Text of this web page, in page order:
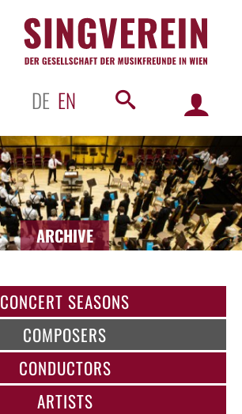
DE EN
ARCHIVE
CONCERT SEASONS
COMPOSERS
CONDUCTORS
ARTISTS